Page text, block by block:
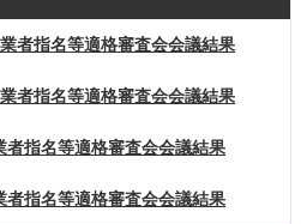
者指名等適格審査会会議結果
者指名等適格審査会会議結果
指名等適格審査会会議結果
指名等適格審査会会議結果